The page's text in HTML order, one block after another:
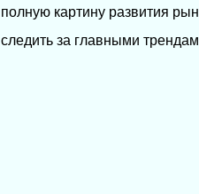
полную картину развития
следить за главными